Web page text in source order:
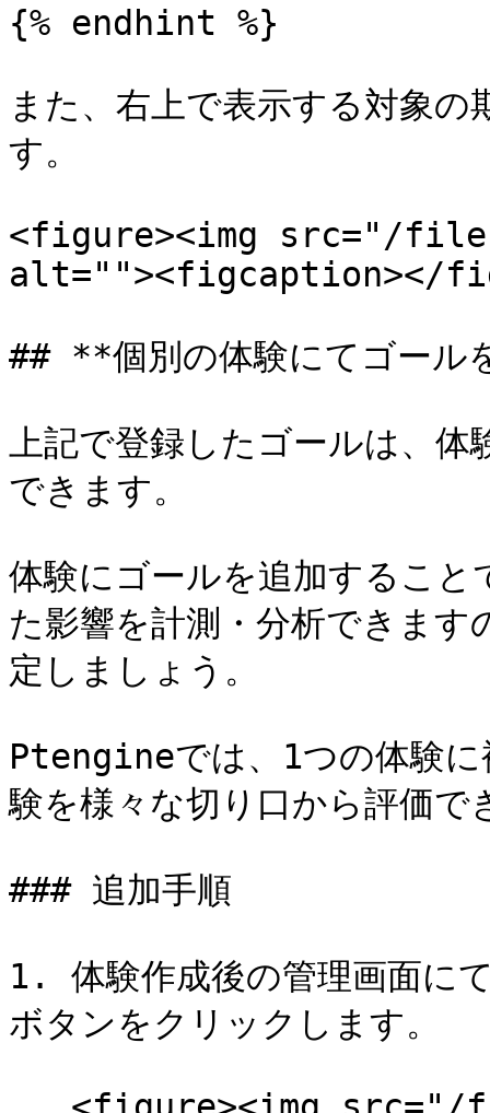
{% endhint %}
また、右上で表示する対象
す。
<figure><img src="/files/
alt=""><figcaption></
## **個別の体験にてゴール
上記で登録したゴールは、
できます。
体験にゴールを追加すること
た影響を計測・分析できます
定しましょう。
Ptengineでは、1つの体験に
験を様々な切り口から評価で
### 追加手順
1. 体験作成後の管理画面に
ボタンをクリックします。